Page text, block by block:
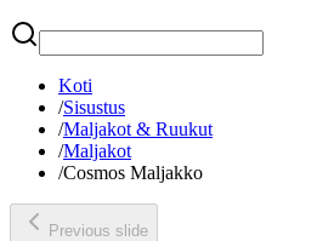
Etsi
Koti
/Sisustus
/Maljakot & Ruukut
/Maljakot
/Cosmos Maljakko
Previous slide